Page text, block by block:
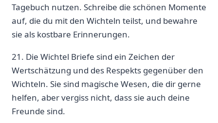
Tagebuch nutzen. Schreibe die schönen Momente
auf, die du mit den Wichteln teilst, und bewahre
sie als kostbare Erinnerungen.
21. Die Wichtel Briefe sind ein Zeichen der
Wertschätzung und des Respekts gegenüber den
Wichteln. Sie sind magische Wesen, die dir gerne
helfen, aber vergiss nicht, dass sie auch deine
Freunde sind.